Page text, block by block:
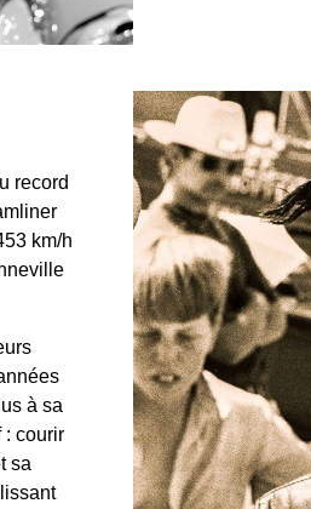
record
km/h
à sa
: courir
sa